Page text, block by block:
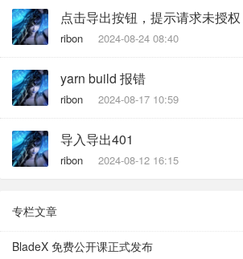
点击导出按钮，提示请求未授权
ribon 2024-08-24 08:40
yarn build 报错
ribon 2024-08-17 10:59
导入导出401
ribon 2024-08-12 16:15
专栏文章
BladeX 免费公开课正式发布